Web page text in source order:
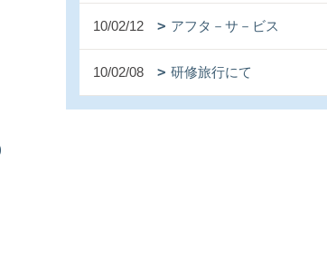
10/02/12 アフタ－サ－ビス
10/02/08 研修旅行にて